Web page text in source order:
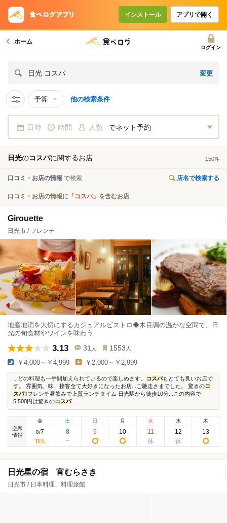
インストール アプリで開く
ホーム
ログイン
日光 コスパ 変更
予算 他の検索条件
日時 時間 人数 でネット予約
日光のコスパに関するお店 150件
口コミ・お店の情報 で検索 店名で検索する
口コミ・お店の情報に 「コスパ」 を含むお店
Girouette
日光市 / フレンチ
地産地消を大切にするカジュアルビストロ◆木目調の温かな空間で、日
光の旬食材やワインを味わう
3.13 31 人 1553 人
￥4,000～￥4,999 ￥2,000～￥2,999
...どの料理も一手間加えられているので楽しめます。 コスパもとても良いお店で
す。 雰囲気、味、接客全て大好きになったお店...ご馳走さまでした。 驚きのコ
スパ‼️フレンチ昼飲みで上質ランチタイム 日光駅から徒歩10分...この内容で
5,500円は驚きのコスパ...
空席
情報
金
8/7
土
8
日
9
月
10
火
11
水
12
木
13
日光星の宿 宵むらさき
日光市 / 日本料理、料理旅館